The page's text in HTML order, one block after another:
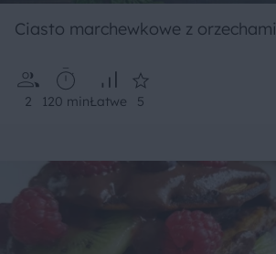
Ciasto marchewkowe z orzechami
2 120 minŁatwe 5